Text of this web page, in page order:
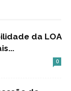
da LOA
0